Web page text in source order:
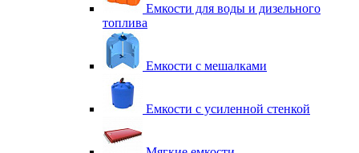
Емкости для воды и дизельного
топлива
Емкости с мешалками
Емкости с усиленной стенкой